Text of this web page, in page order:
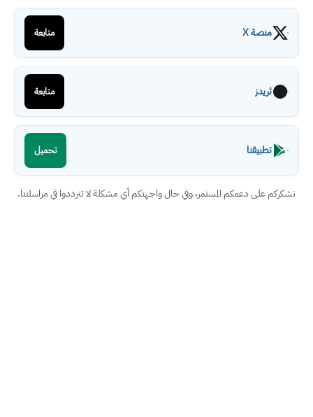
منصة X متابعة
ثريدز متابعة
تطبيقنا تحميل
نشكركم على دعمكم المستمر، وفي حال واجهتكم أي مشكلة لا تترددوا في مراسلتنا.